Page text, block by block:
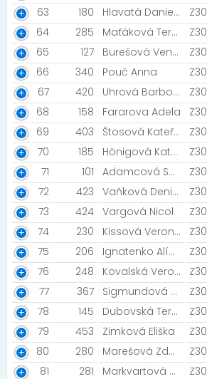
63
180 Hlavatá Daniela [Fun In Pain] Z30
64
285 Maťáková Tereza Z30
65
127 Burešová Vendula Z30
66
340 Pouč Anna Z30
67
420 Uhrová Barbora Z30
68
158 Fararova Adela Z30
69
403 Štosová Kateřina Z30
70
185 Hönigová Kateřina Z30
71
101 Adamcová Sabina Z30
72
423 Vaňková Denisa Z30
73
424 Vargová Nicol Z30
74
230 Kissová Veronika Z30
75
206 Ignatenko Alína Z30
76
248 Kovalská Veronika Z30
77
367 Sigmundová Lucie Z30
78
145 Dubovská Tereza Z30
79
453 Zimková Eliška Z30
80
280 Marešová Zdeňka Z30
81
281 Markvartová Vendula Z30